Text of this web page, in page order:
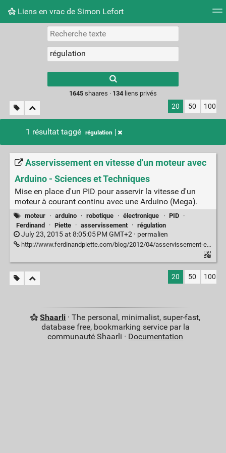
Liens en vrac de Simon Lefort
Nuage de tags Mur d'images
results.
1645shaares · 134liens privés
20 50 100
1 résultat taggé régulation
Asservissement en vitesse d'un moteur avec
Arduino - Sciences et Techniques
Mise en place d'un PID pour asservir la vitesse d'un
moteur à courant continu avec une Arduino (Mega).
moteur · arduino · robotique · électronique · PID
·
Ferdinand
· Piette · asservissement · régulation
July 23, 2015 at 8:05:05 PM GMT+2 · permalien
http://www.ferdinandpiette.com/blog/2012/04/asservissement-en-vitesse-dun-moteur-avec-arduino/
20 50 100
Shaarli · The personal, minimalist, super-fast,
database free, bookmarking service par la
communauté Shaarli · Documentation